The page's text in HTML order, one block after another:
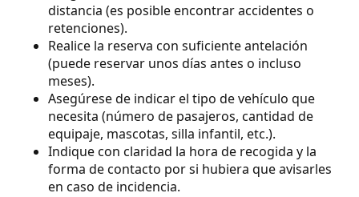
distancia (es posible encontrar accidentes o
retenciones).
Realice la reserva con suficiente antelación
(puede reservar unos días antes o incluso
meses).
Asegúrese de indicar el tipo de vehículo que
necesita (número de pasajeros, cantidad de
equipaje, mascotas, silla infantil, etc.).
Indique con claridad la hora de recogida y la
forma de contacto por si hubiera que avisarles
en caso de incidencia.